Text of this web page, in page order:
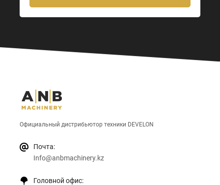
Официальный дистрибьютор техники DEVELON
Почта:
Info@anbmachinery.kz
Головной офис: